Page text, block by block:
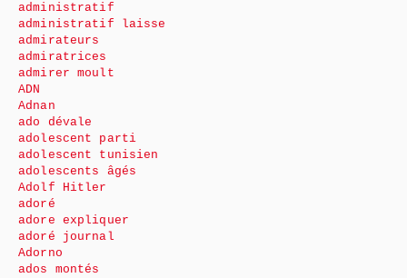
administratif
administratif laisse
admirateurs
admiratrices
admirer moult
ADN
Adnan
ado dévale
adolescent parti
adolescent tunisien
adolescents âgés
Adolf Hitler
adoré
adore expliquer
adoré journal
Adorno
ados montés